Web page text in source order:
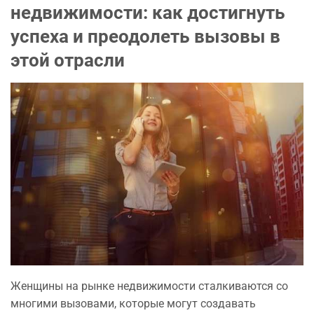
недвижимости: как достигнуть
успеха и преодолеть вызовы в
этой отрасли
Женщины на рынке недвижимости сталкиваются со
многими вызовами, которые могут создавать